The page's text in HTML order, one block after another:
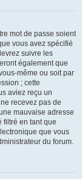
mot de passe soient
vous avez spécifié
suivre les
également que
même ou soit par
; cette
aviez reçu un
recevez pas de
mauvaise adresse
filtré en tant que
que vous
du forum.